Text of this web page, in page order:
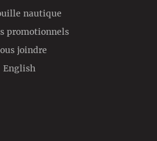
nautique
promotionnels
joindre
English